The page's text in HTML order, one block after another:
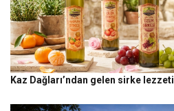
Kaz Dağları’ndan gelen sirke lezzeti